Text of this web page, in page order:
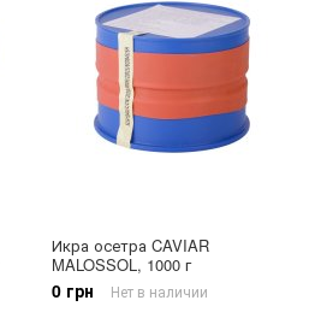
Икра осетра CAVIAR
MALOSSOL, 1000 г
0 грн Нет в наличии